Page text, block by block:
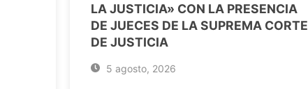
LA JUSTICIA» CON LA PRESENCIA
DE JUECES DE LA SUPREMA CORTE
DE JUSTICIA
5 agosto, 2026